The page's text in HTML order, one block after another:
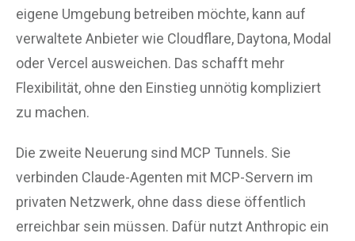
eigene Umgebung betreiben möchte, kann auf
verwaltete Anbieter wie Cloudflare, Daytona, Modal
oder Vercel ausweichen. Das schafft mehr
Flexibilität, ohne den Einstieg unnötig kompliziert
zu machen.
Die zweite Neuerung sind MCP Tunnels. Sie
verbinden Claude-Agenten mit MCP-Servern im
privaten Netzwerk, ohne dass diese öffentlich
erreichbar sein müssen. Dafür nutzt Anthropic ein